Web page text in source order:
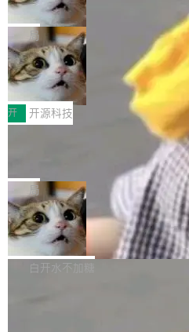
（<a href="https://
bug.cgi?id=204...
orkers 跑了十年 Isolate。用 CEO
nce 的话说：「我们一生都在用
码，而 AI Agent 不需要容器，它们
late。」 容器为什么不合适 容器的
和销毁都太重了。一个 Agent 要执
只需要几毫秒的 CPU 时间，但容
就绪要花数秒。如果未来有十...
诉讼，称“Apple is getting this
g”
上个月，苹果一纸诉状把 OpenAI
控其挖角苹果前员工并窃取商业秘
状把 OpenAI 描述成一个系统性地
人、套取机密信息的对手。
函，也没选择庭外沉默。它在官网
文，标题只有六个字：Apple is
ng。 然后，它把邮件往来和
录全贴了出来。 他发错人了 苹果
iel Gross 来自 Weil 律所，2 月 23
给 OpenAI 总法律顾问 Che Chang
件，附了一封长信，要求 OpenAI
果员工带走机密信...
局
HUAWEI MatePad Edge上架
ddy鸿蒙PC版，说话就能干活
搭子
全能AI工作台WorkBuddy鸿蒙PC
I MatePad Edge应用市场，直接下
用，与鸿蒙电脑上的体验一致。值
这是目前市面上唯一支持平板接入
C版的产品，搭载“人机双写”重磅
你的，AI写AI的，同屏协作互不干
AI帮你干活，现在开启全新体验！
体验WorkBuddy鸿蒙PC版前，请
atePad Edge 升级至 HarmonyOS
P9 patch03及以上版本。 *升级路
开 开源科技
FFmpeg 9.0 发布：代号“Lei”
全球知名开源多媒体框架 FFmpeg
布了 9.0 版本。这个版本除了带来
处理能力和硬件加速支持之外，还
处：FFmpeg 9.0 的代号是“Lei”。
来自中国开发者雷霄骅（Lei
很多中国音视频开发者而言，这个名
局
亚马逊成本失控：AI 写代码烧掉
万元，超预算 860%
外媒近日曝光了亚马逊的多份内部
导致公司在多个项目上超支。《金
白开水不加糖